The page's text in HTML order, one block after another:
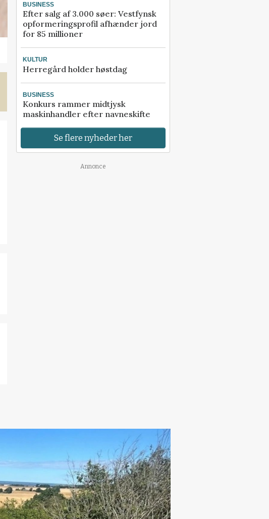
BUSINESS
Efter salg af 3.000 søer: Vestfynsk
opformeringsprofil afhænder jord
for 85 millioner
KULTUR
Herregård holder høstdag
BUSINESS
Konkurs rammer midtjysk
maskinhandler efter navneskifte
Se flere nyheder her
Annonce